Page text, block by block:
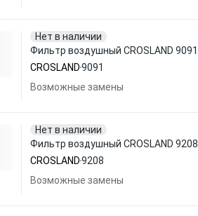
Нет в наличии
Фильтр воздушный CROSLAND 9091
CROSLAND9091
Возможные замены
Нет в наличии
Фильтр воздушный CROSLAND 9208
CROSLAND9208
Возможные замены